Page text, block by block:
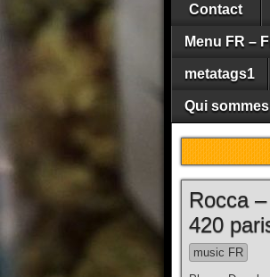
Contact
Menu FR –
metatags1
Qui
Rocca
420
music FR